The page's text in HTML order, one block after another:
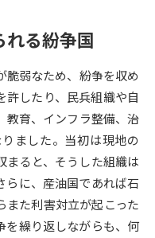
の３択
年スタート号特集ページ
2生用）
プログラムから探す
る紛争国
脆弱なため、紛争を収め
許したり、民兵組織や自
教育、インフラ整備、治
ました。当初は現地の
まると、そうした組織は
らに、産油国であれば石
また利害対立が起こった
を繰り返しながらも、何